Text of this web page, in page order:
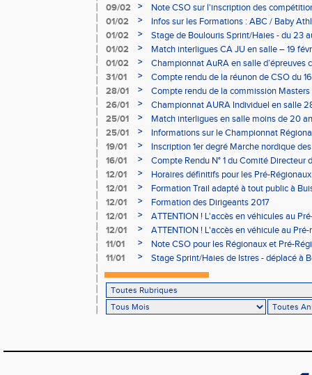
09/02
>
Note CSO sur l'inscription des
01/02
>
Infos sur les Formations : ABC / Baby
01/02
>
Stage de Boulouris Sprint/Haies - du 23
01/02
>
Match interligues CA JU en salle – 19
01/02
>
Championnat AuRA en salle d’épreuves
- le 12 février
31/01 >
Compte rendu de la réunon de CSO du
28/01
>
Compte rendu de la commission
à Bourgoin
26/01 >
Championnat AURA Individuel en salle
25/01
>
Match interligues en salle moins de 20
25/01
>
Informations sur le Championnat
05/02
19/01 >
Inscription 1er degré Marche nordique
03/02 (sous condition)
16/01 >
Compte Rendu N° 1 du Comité Directeur
12/01
>
Horaires définitifs pour les Pré-
Aubière
12/01 >
Formation Trail adapté à tout public à
12/01
>
Formation des Dirigeants 2017
12/01
>
ATTENTION ! L'accès en véhicules au
Bains sera réglementé
12/01 >
ATTENTION ! L'accès en véhicule au
Bains sera réglementé
11/01 >
Note CSO pour les Régionaux et Pré-
11/01
> Stage Sprint/Haies de Istres - déplacé à